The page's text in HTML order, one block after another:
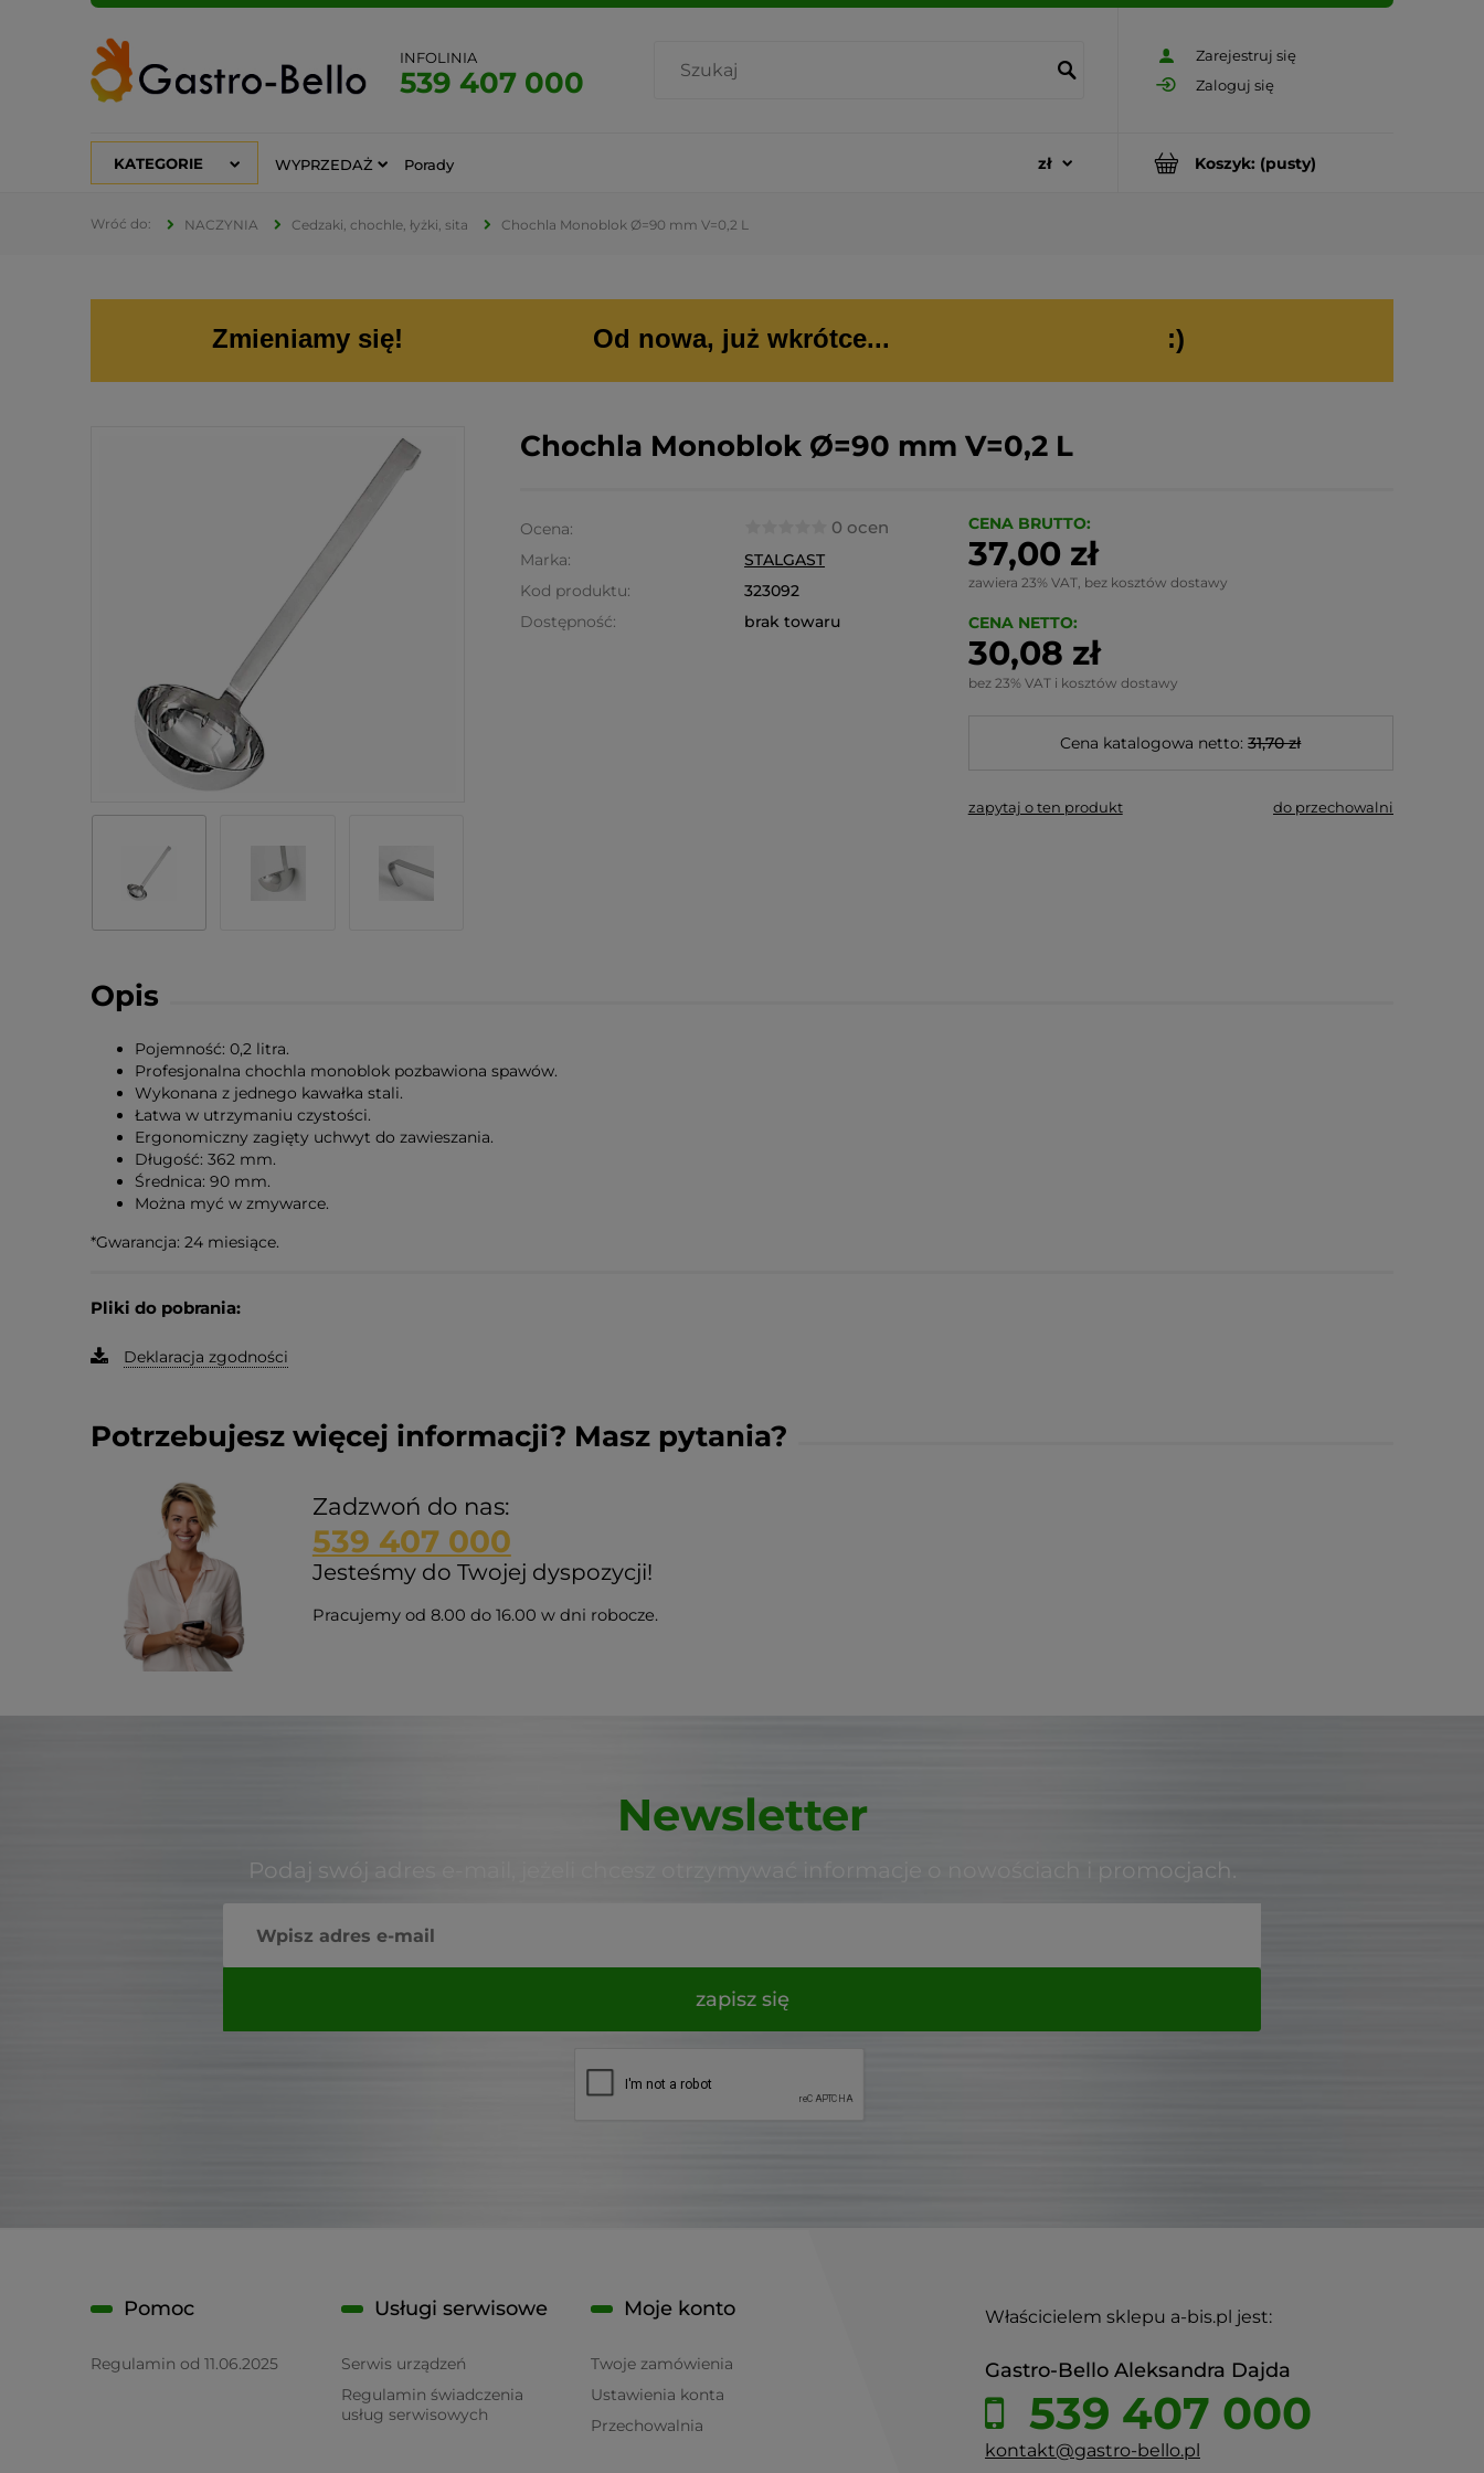
Zarejestruj się
Zaloguj się
INFOLINIA
539 407 000
Koszyk: (pusty)
KATEGORIE WYPRZEDAŻ Porady
NACZYNIA Cedzaki, chochle, łyżki, sita Chochla Monoblok Ø=90 mm V=0,2 L
Zmieniamy się! Od nowa, już wkrótce... :)
Chochla Monoblok Ø=90 mm V=0,2 L
Ocena: 0 ocen
Marka:
STALGAST
Kod produktu:
323092
Dostępność:
brak towaru
CENA BRUTTO:
37,00 zł
zawiera 23% VAT, bez kosztów dostawy
CENA NETTO:
30,08 zł
bez 23% VAT i kosztów dostawy
Cena katalogowa netto: 31,70 zł
zapytaj o ten produkt do przechowalni
Opis
Pojemność: 0,2 litra.
Profesjonalna chochla monoblok pozbawiona spawów.
Wykonana z jednego kawałka stali.
Łatwa w utrzymaniu czystości.
Ergonomiczny zagięty uchwyt do zawieszania.
Długość: 362 mm.
Średnica: 90 mm.
Można myć w zmywarce.
*Gwarancja: 24 miesiące.
Pliki do pobrania:
Deklaracja zgodności
Potrzebujesz więcej informacji? Masz pytania?
Zadzwoń do nas:
539 407 000
Jesteśmy do Twojej dyspozycji!
Pracujemy od 8.00 do 16.00 w dni robocze.
Newsletter
Podaj swój adres e-mail, jeżeli chcesz otrzymywać informacje o nowościach i promocjach.
zapisz się
Właścicielem sklepu a-bis.pl jest:
Gastro-Bello Aleksandra Dajda
539 407 000
kontakt@gastro-bello.pl
Pomoc
Regulamin od 11.06.2025
Usługi serwisowe
Serwis urządzeń
Regulamin świadczenia
usług serwisowych
Moje konto
Twoje zamówienia
Ustawienia konta
Przechowalnia